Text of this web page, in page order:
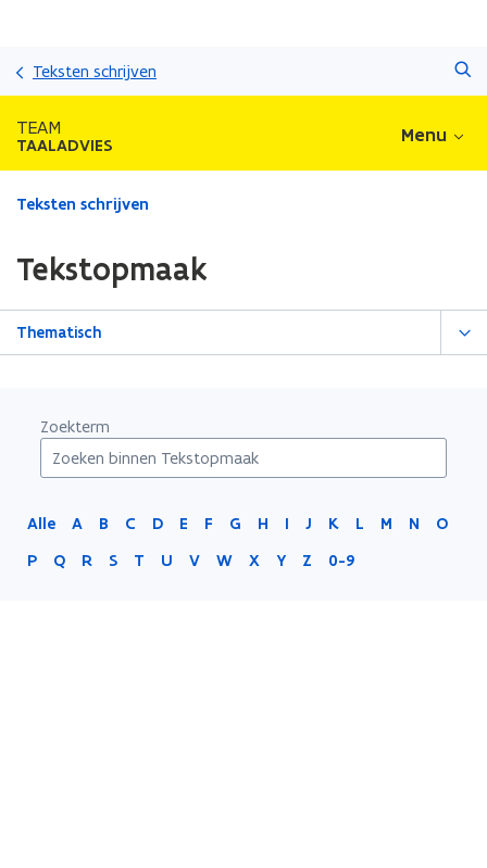
Teksten schrijven
TEAM
TAALADVIES Menu
Gedaan
zich
op:
Tekstopmaak
Teksten schrijven
Tekstopmaak
Thematisch
Zoekterm
Alle A B C D E F G H I J K L M N
O
P
Q R S T U V W X Y Z 0-9